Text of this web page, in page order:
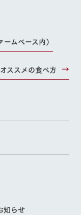
ムベース内）
ススメの食べ方
知らせ